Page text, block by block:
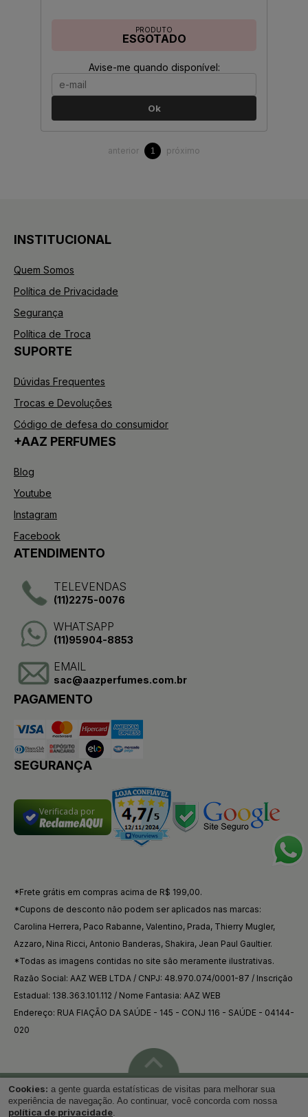
PRODUTO
ESGOTADO
Avise-me quando disponível:
Ok
anterior 1 próximo
INSTITUCIONAL
Quem Somos
Política de Privacidade
Segurança
Política de Troca
SUPORTE
Dúvidas Frequentes
Trocas e Devoluções
Código de defesa do consumidor
+AAZ PERFUMES
Blog
Youtube
Instagram
Facebook
ATENDIMENTO
TELEVENDAS
(11)2275-0076
WHATSAPP
(11)95904-8853
EMAIL
sac@aazperfumes.com.br
PAGAMENTO
SEGURANÇA
Verificada por
*Frete grátis em compras acima de R$ 199,00.
*Cupons de desconto não podem ser aplicados nas marcas:
Carolina Herrera, Paco Rabanne, Valentino, Prada, Thierry Mugler,
Azzaro, Nina Ricci, Antonio Banderas, Shakira, Jean Paul Gaultier.
*Todas as imagens contidas no site são meramente ilustrativas.
Razão Social: AAZ WEB LTDA / CNPJ: 48.970.074/0001-87 / Inscrição
Estadual: 138.363.101.112 / Nome Fantasia: AAZ WEB
Endereço: RUA FIAÇÃO DA SAÚDE - 145 - CONJ 116 - SAÚDE - 04144-
020
Voltar ao topo
Cookies: a gente guarda estatísticas de visitas para melhorar sua
experiência de navegação. Ao continuar, você concorda com nossa
política de privacidade.